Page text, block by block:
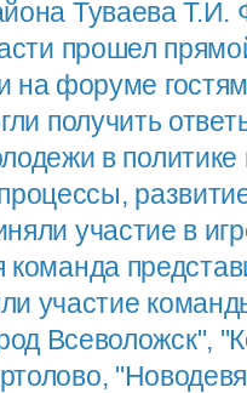
Туваева Т.И.
прошел
на форуме
получить
в политике
участие в
команда
участие
Всеволожск",